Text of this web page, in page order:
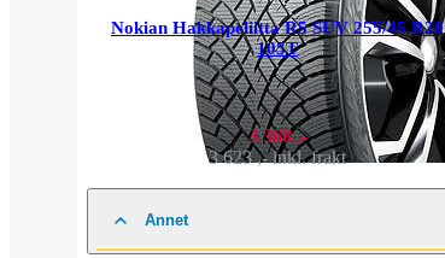
Nokian Hakkapeliitta R5 SUV 255/45 R20
105T
3 368 ,-
3 623 ,-inkl. frakt
Annet